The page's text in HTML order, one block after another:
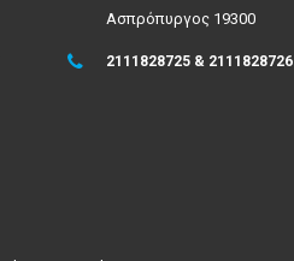
Ασπρόπυργος 19300
2111828725 & 2111828726